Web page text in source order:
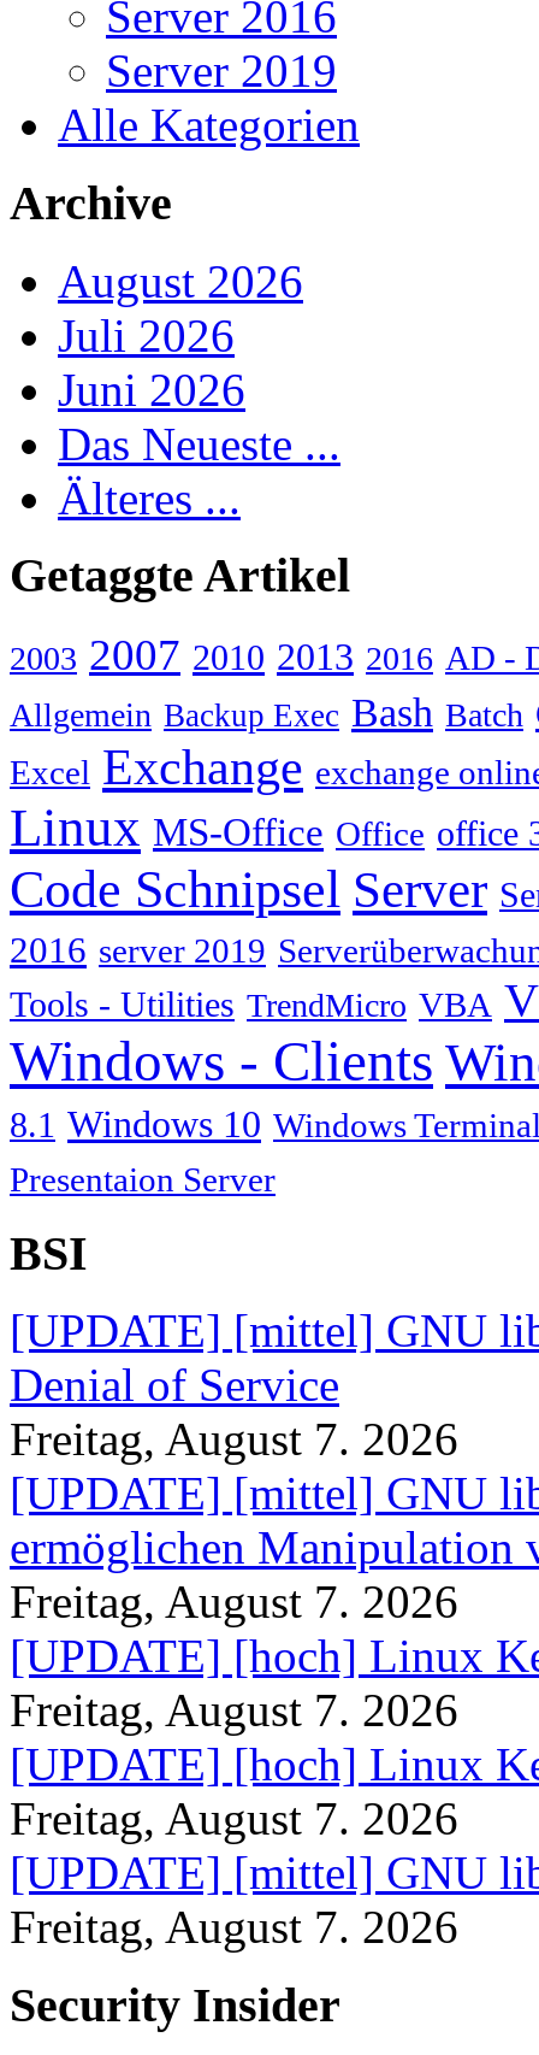
Server 2016
Server 2019
Alle Kategorien
Archive
August 2026
Juli 2026
Juni 2026
Das Neueste ...
Älteres ...
Getaggte Artikel
2003 2007 2010 2013 2016 AD -
Allgemein Backup Exec Bash Batch
Excel Exchange exchange
Linux MS-Office Office office
Code Schnipsel Server
2016 server 2019
Tools - Utilities TrendMicro VBA
Windows - Clients
8.1 Windows 10 Windows
Presentaion Server
BSI
[UPDATE] [mittel] GNU
Denial of Service
Freitag, August 7. 2026
[UPDATE] [mittel] GNU
ermöglichen Manipulation
Freitag, August 7. 2026
[UPDATE] [hoch] Linux
Freitag, August 7. 2026
[UPDATE] [hoch] Linux
Freitag, August 7. 2026
[UPDATE] [mittel] GNU
Freitag, August 7. 2026
Security Insider